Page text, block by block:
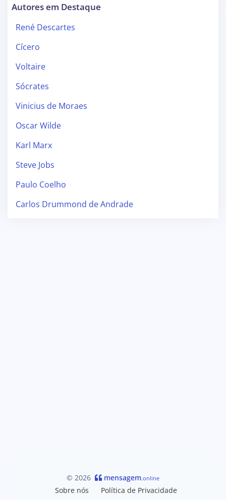
Autores em Destaque
René Descartes
Cícero
Voltaire
Sócrates
Vinicius de Moraes
Oscar Wilde
Karl Marx
Steve Jobs
Paulo Coelho
Carlos Drummond de Andrade
© 2026 mensagem.online
Sobre nós Política de Privacidade